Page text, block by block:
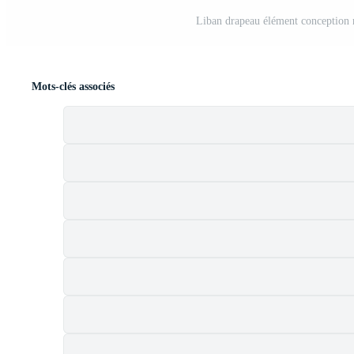
Liban drapeau élément
Mots-clés associés